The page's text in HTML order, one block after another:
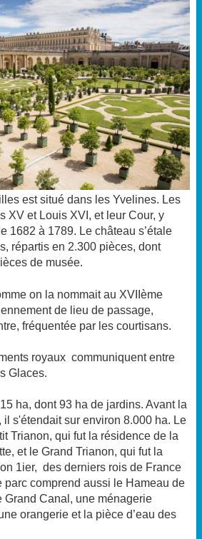
est situé dans les Yvelines. Les
XV et Louis XVI, et leur Cour, y
1682 à 1789. Le château s’étale
répartis en 2.300 pièces, dont
de musée.
on la nommait au XVIIème
de lieu de passage,
fréquentée par les courtisans.
royaux communiquent entre
Glaces.
ha, dont 93 ha de jardins. Avant la
il s'étendait sur environ 8.000 ha. Le
Trianon, qui fut la résidence de la
et le Grand Trianon, qui fut la
1ier, des derniers rois de France
parc comprend aussi le Hameau de
Grand Canal, une ménagerie
orangerie et la pièce d’eau des